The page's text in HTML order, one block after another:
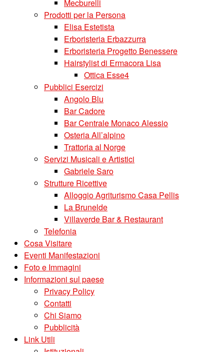
Mecburelli
Prodotti per la Persona
Elisa Estetista
Erboristeria Erbazzurra
Erboristeria Progetto Benessere
Hairstylist di Ermacora Lisa
Ottica Esse4
Pubblici Esercizi
Angolo Blu
Bar Cadore
Bar Centrale Monaco Alessio
Osteria All’alpino
Trattoria al Norge
Servizi Musicali e Artistici
Gabriele Saro
Strutture Ricettive
Alloggio Agriturismo Casa Pellis
La Brunelde
Villaverde Bar & Restaurant
Telefonia
Cosa Visitare
Eventi Manifestazioni
Foto e Immagini
Informazioni sul paese
Privacy Policy
Contatti
Chi Siamo
Pubblicità
Link Utili